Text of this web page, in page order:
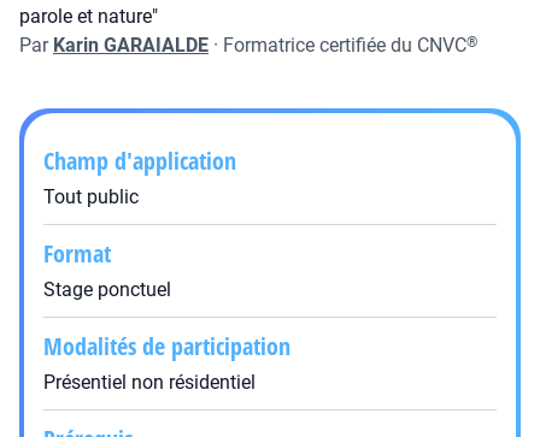
parole et nature"
Par Karin GARAIALDE · Formatrice certifiée du CNVC®
Champ d'application
Tout public
Format
Stage ponctuel
Modalités de participation
Présentiel non résidentiel